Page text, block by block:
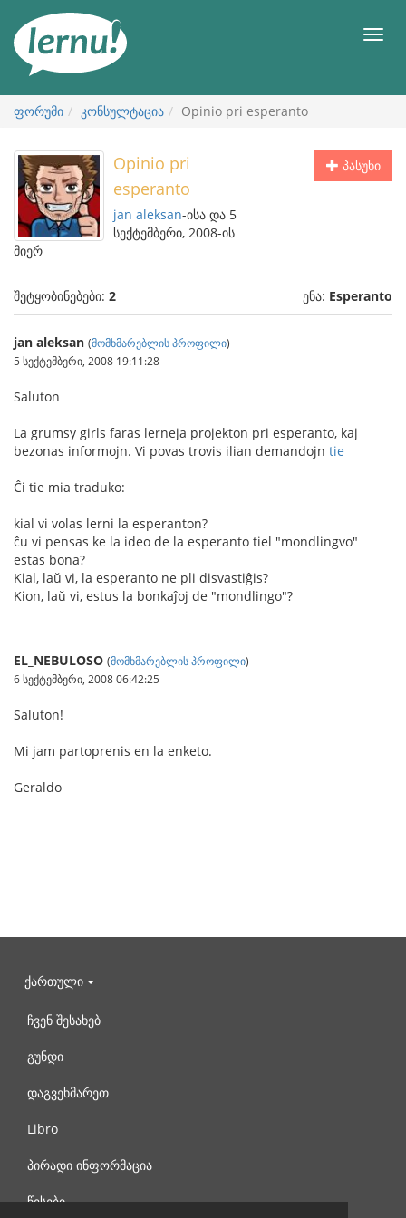
ნახვა
მენიუ
ფორუმი კონსულტაცია Opinio pri esperanto
პასუხი
Opinio pri
esperanto
jan aleksan-ისა და 5
სექტემბერი, 2008-ის
მიერ
შეტყობინებები: 2 ენა: Esperanto
jan aleksan (მომხმარებლის პროფილი)
5 სექტემბერი, 2008 19:11:28
Saluton
La grumsy girls faras lerneja projekton pri esperanto, kaj
bezonas informojn. Vi povas trovis ilian demandojn tie
Ĉi tie mia traduko:
kial vi volas lerni la esperanton?
ĉu vi pensas ke la ideo de la esperanto tiel "mondlingvo"
estas bona?
Kial, laŭ vi, la esperanto ne pli disvastiĝis?
Kion, laŭ vi, estus la bonkaĵoj de "mondlingo"?
EL_NEBULOSO (მომხმარებლის პროფილი)
6 სექტემბერი, 2008 06:42:25
Saluton!
Mi jam partoprenis en la enketo.
Geraldo
ქართული
ჩვენ შესახებ
გუნდი
დაგვეხმარეთ
Libro
პირადი ინფორმაცია
წესები